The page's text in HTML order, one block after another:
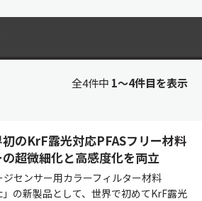
全4件中 1〜4件目を表示
のKrF露光対応PFASフリー材料
超微細化と高感度化を両立
センサー用カラーフィルター材料
の新製品として、世界で初めてKrF露光